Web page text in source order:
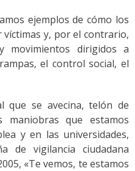
ejemplos de cómo los
víctimas y, por el contrario,
movimientos dirigidos a
el control social, el
que se avecina, telón de
que estamos
y en las universidades,
de vigilancia ciudadana
«Te vemos, te estamos